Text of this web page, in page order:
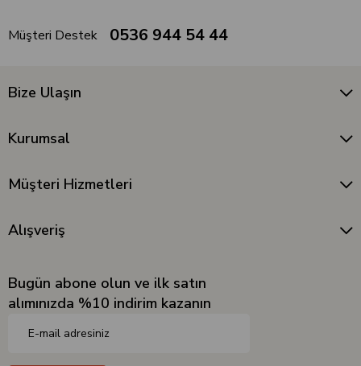
Müşteri Destek 0536 944 54 44
Bize Ulaşın
Kurumsal
Müşteri Hizmetleri
Alışveriş
Bugün abone olun ve ilk satın
alımınızda %10 indirim kazanın